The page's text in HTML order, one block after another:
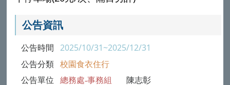
公告資訊
公告時間 2025/10/31~2025/12/31
公告分類 校園食衣住行
公告單位 總務處-事務組 陳志彰